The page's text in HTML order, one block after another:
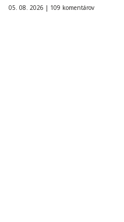
05. 08. 2026 | 109 komentárov